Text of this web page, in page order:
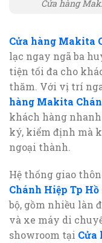
Cửa hàng
Cửa hàng Makita
lạc ngay ngã ba
tiện tối đa cho
thăm. Với vị trí
hàng Makita
khách hàng
ký, kiểm định mà
ngoại thành.
Hệ thống giao
Chánh Hiệp Tp
bộ, gồm nhiều làn
và xe máy di
showroom tại Cửa